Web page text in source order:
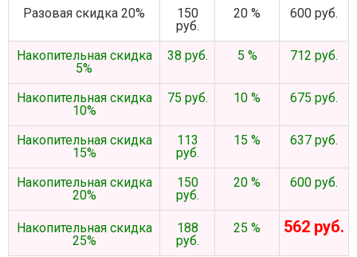
Разовая скидка 20%
150
руб.
20 % 600 руб.
Накопительная скидка
5%
38 руб. 5 % 712 руб.
Накопительная скидка
10%
75 руб. 10 % 675 руб.
Накопительная скидка
15%
113
руб.
15 % 637 руб.
Накопительная скидка
20%
150
руб.
20 % 600 руб.
Накопительная скидка
25%
188
руб.
25 % 562 руб.